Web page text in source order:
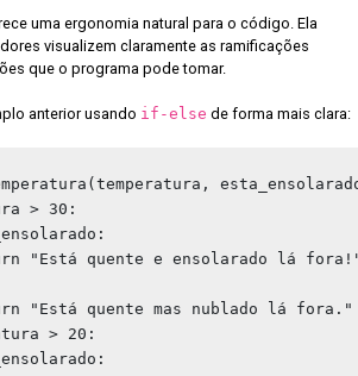
uma ergonomia natural para o código. Ela
visualizem claramente as ramificações
que o programa pode tomar.
anterior usando if-else de forma mais clara:
> 30:
"Está quente e ensolarado lá
"Está quente mas nublado lá fora."
> 20: